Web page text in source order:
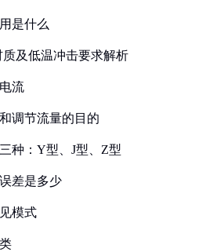
是什么
质及低温冲击要求解析
流
调节流量的目的
种：Y型、J型、Z型
差是多少
模式